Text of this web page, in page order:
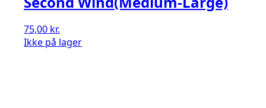
75,00 kr.
Ikke på lager